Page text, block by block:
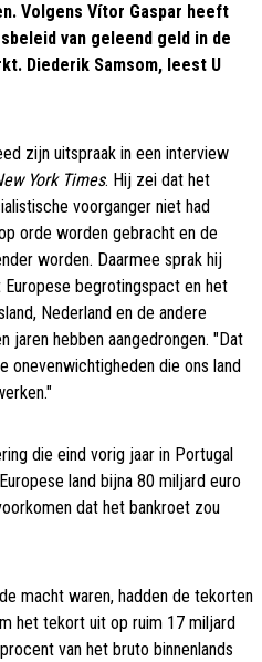
Volgens Vítor Gaspar heeft
van geleend geld in de
Diederik Samsom, leest U
zijn uitspraak in een interview
York Times. Hij zei dat het
voorganger niet had
orde worden gebracht en de
worden. Daarmee sprak hij
begrotingspact en het
Nederland en de andere
jaren hebben aangedrongen. "Dat
onevenwichtigheden die ons land
die eind vorig jaar in Portugal
land bijna 80 miljard euro
dat het bankroet zou
macht waren, hadden de tekorten
het tekort uit op ruim 17 miljard
van het bruto binnenlands